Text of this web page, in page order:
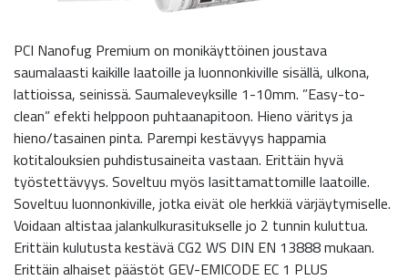
PCI Nanofug Premium on monikäyttöinen joustava
saumalaasti kaikille laatoille ja luonnonkiville sisällä, ulkona,
lattioissa, seinissä. Saumaleveyksille 1-10mm. ”Easy-to-
clean” efekti helppoon puhtaanapitoon. Hieno väritys ja
hieno/tasainen pinta. Parempi kestävyys happamia
kotitalouksien puhdistusaineita vastaan. Erittäin hyvä
työstettävyys. Soveltuu myös lasittamattomille laatoille.
Soveltuu luonnonkiville, jotka eivät ole herkkiä värjäytymiselle.
Voidaan altistaa jalankulkurasitukselle jo 2 tunnin kuluttua.
Erittäin kulutusta kestävä CG2 WS DIN EN 13888 mukaan.
Erittäin alhaiset päästöt GEV-EMICODE EC 1 PLUS